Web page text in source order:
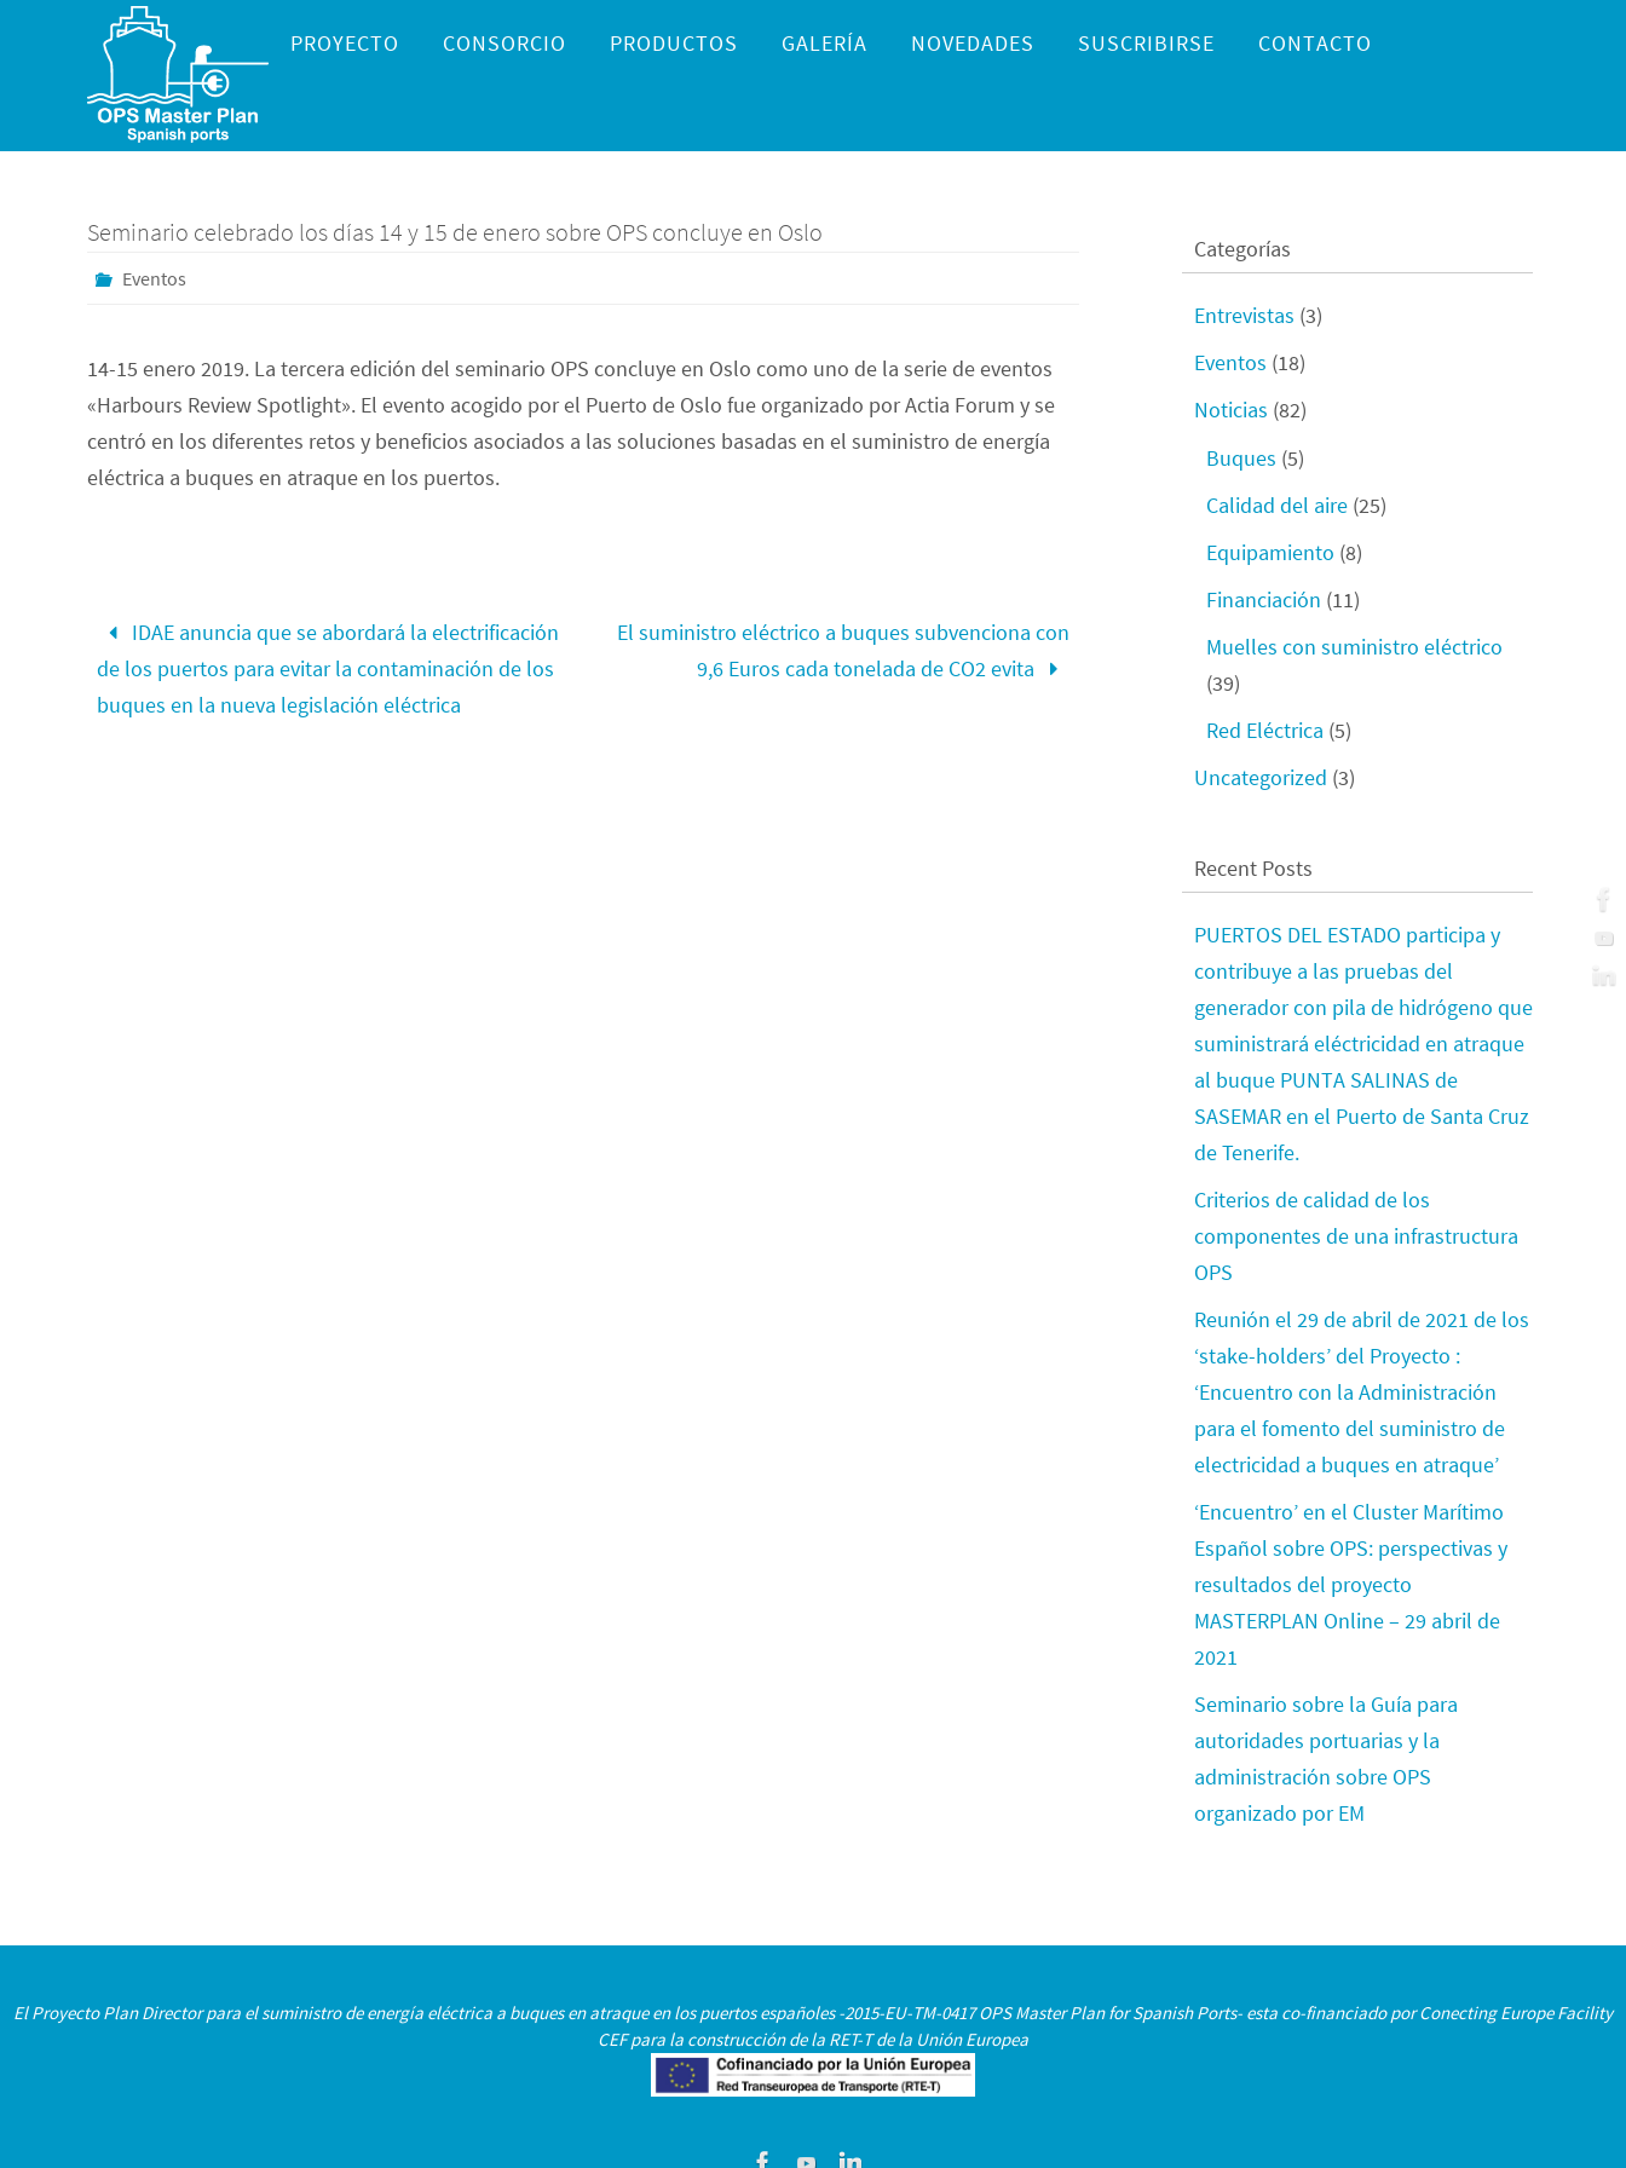
contenido
contenido
PROYECTO CONSORCIO PRODUCTOS GALERÍA NOVEDADES SUSCRIBIRSE CONTACTO
Seminario celebrado los días 14 y 15 de enero sobre OPS concluye en Oslo
Eventos
14-15 enero 2019. La tercera edición del seminario OPS concluye en Oslo como uno de la serie de eventos
«Harbours Review Spotlight». El evento acogido por el Puerto de Oslo fue organizado por Actia Forum y se
centró en los diferentes retos y beneficios asociados a las soluciones basadas en el suministro de energía
eléctrica a buques en atraque en los puertos.
IDAE anuncia que se abordará la electrificación
de los puertos para evitar la contaminación de los
buques en la nueva legislación eléctrica
El suministro eléctrico a buques subvenciona con
9,6 Euros cada tonelada de CO2 evita
Categorías
Entrevistas (3)
Eventos (18)
Noticias (82)
Buques (5)
Calidad del aire (25)
Equipamiento (8)
Financiación (11)
Muelles con suministro eléctrico
(39)
Red Eléctrica (5)
Uncategorized (3)
Recent Posts
PUERTOS DEL ESTADO participa y
contribuye a las pruebas del
generador con pila de hidrógeno que
suministrará eléctricidad en atraque
al buque PUNTA SALINAS de
SASEMAR en el Puerto de Santa Cruz
de Tenerife.
Criterios de calidad de los
componentes de una infrastructura
OPS
Reunión el 29 de abril de 2021 de los
‘stake-holders’ del Proyecto :
‘Encuentro con la Administración
para el fomento del suministro de
electricidad a buques en atraque’
‘Encuentro’ en el Cluster Marítimo
Español sobre OPS: perspectivas y
resultados del proyecto
MASTERPLAN Online – 29 abril de
2021
Seminario sobre la Guía para
autoridades portuarias y la
administración sobre OPS
organizado por EM
El Proyecto Plan Director para el suministro de energía eléctrica a buques en atraque en los puertos españoles -2015-EU-TM-0417 OPS Master Plan for Spanish Ports- esta co-financiado por Conecting Europe Facility
CEF para la construcción de la RET-T de la Unión Europea